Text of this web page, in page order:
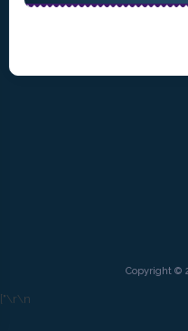
Copyright ©
["\r\n